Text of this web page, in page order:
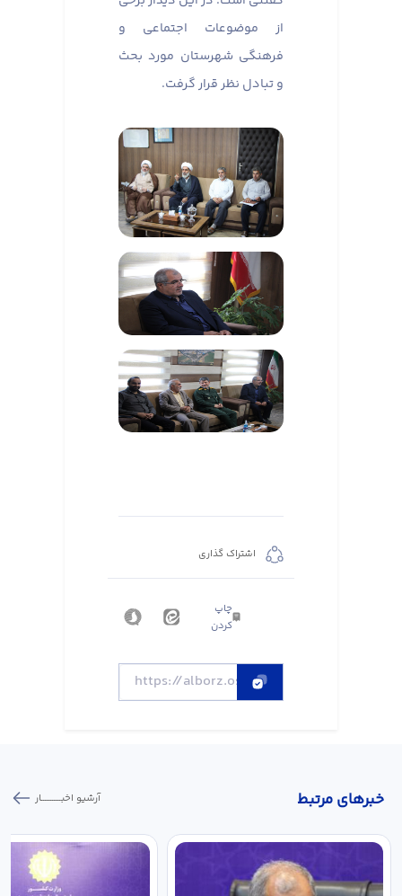
از موضوعات اجتماعی و
فرهنگی شهرستان مورد بحث
و تبادل نظر قرار گرفت.
اشتراک گذاری
چاپ
کردن
خبر‌های مرتبط آرشیو اخبـــــــــــار